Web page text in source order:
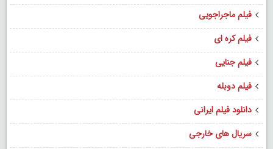
فیلم ماجراجویی
فیلم کره ای
فیلم جنایی
فیلم دوبله
دانلود فیلم ایرانی
سریال های خارجی